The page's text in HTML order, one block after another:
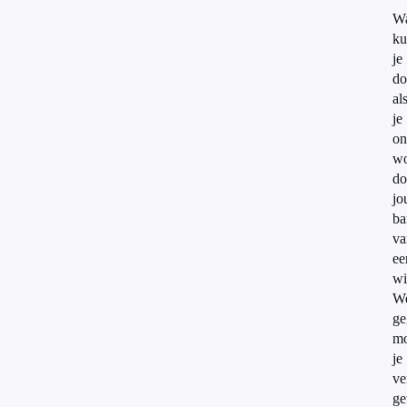
je
als
je
je